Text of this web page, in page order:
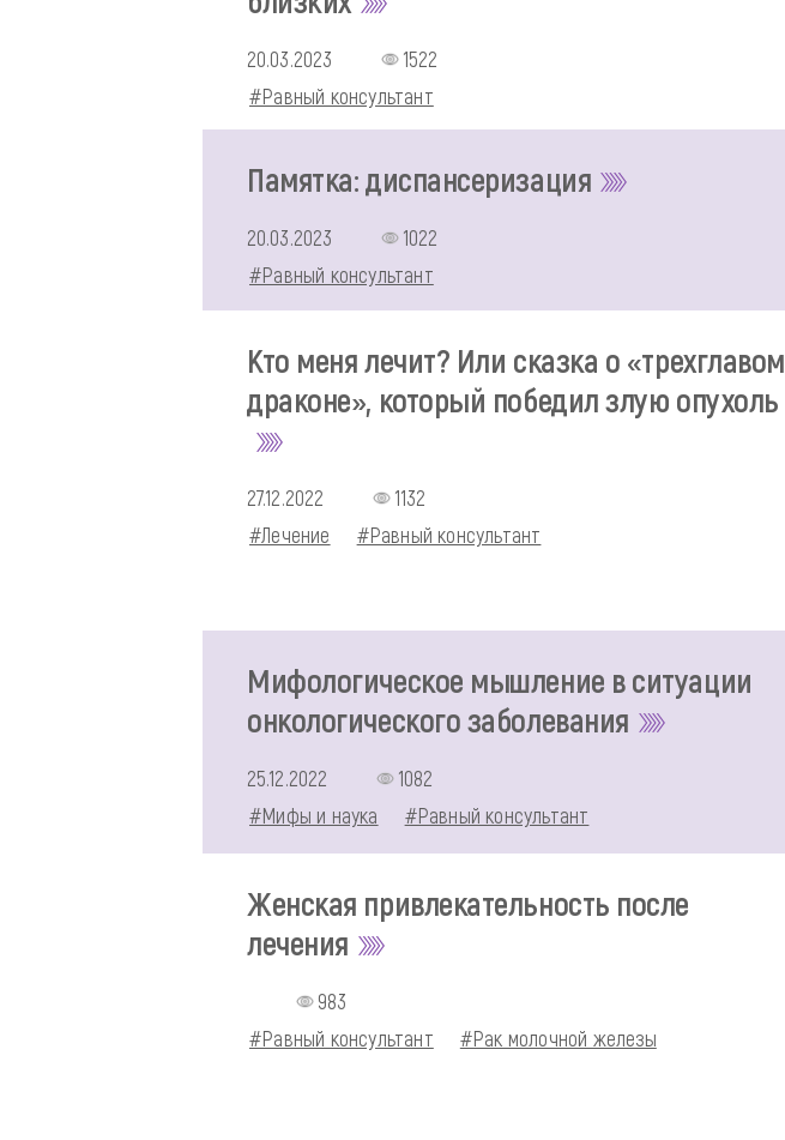
20.03.2023
1522
#Равный консультант
Памятка: диспансеризация
20.03.2023
1022
#Равный консультант
Кто меня лечит? Или сказка о «трехглавом
драконе», который победил злую опухоль
27.12.2022
1132
#Лечение
#Равный консультант
Мифологическое мышление в ситуации
онкологического заболевания
25.12.2022
1082
#Мифы и наука
#Равный консультант
Женская привлекательность после
лечения
983
#Равный консультант
#Рак молочной железы